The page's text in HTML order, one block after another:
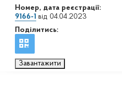
Номер, дата реєстрації:
9166-1 від 04.04.2023
Поділитись:
Завантажити